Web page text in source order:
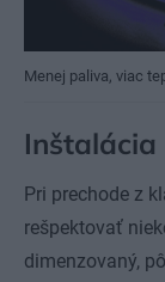
Menej paliva, viac
Inštalácia
Pri prechode z
rešpektovať
dimenzovaný,